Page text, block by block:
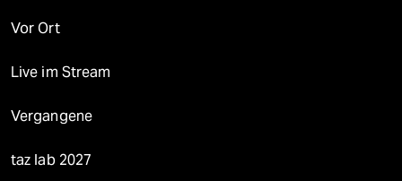
Vor Ort
Live im Stream
Vergangene
taz lab 2027